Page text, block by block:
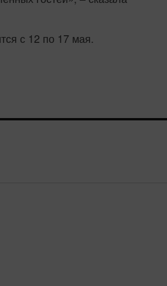
с 12 по 17 мая.